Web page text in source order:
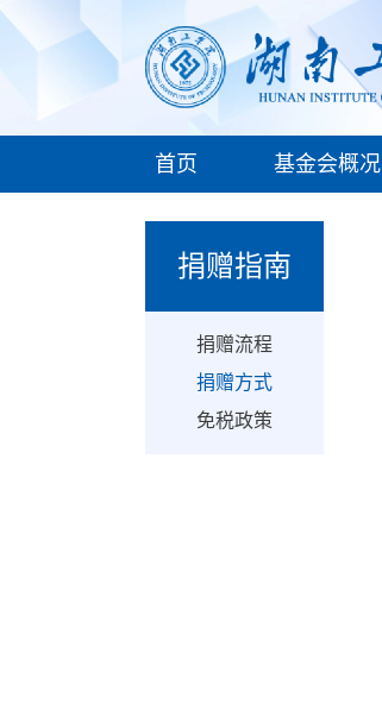
首页 基金会概况
捐赠指南
捐赠流程
捐赠方式
免税政策